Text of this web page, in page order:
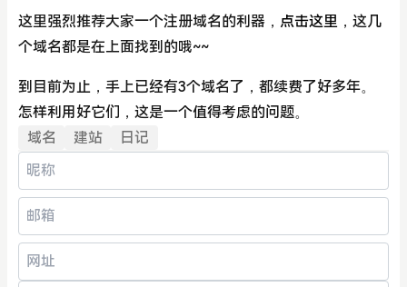
这里强烈推荐大家一个注册域名的利器， 点击这里 ，这几
个域名都是在上面找到的哦~~
到目前为止，手上已经有3个域名了，都续费了好多年。
怎样利用好它们，这是一个值得考虑的问题。
域名
建站 日记